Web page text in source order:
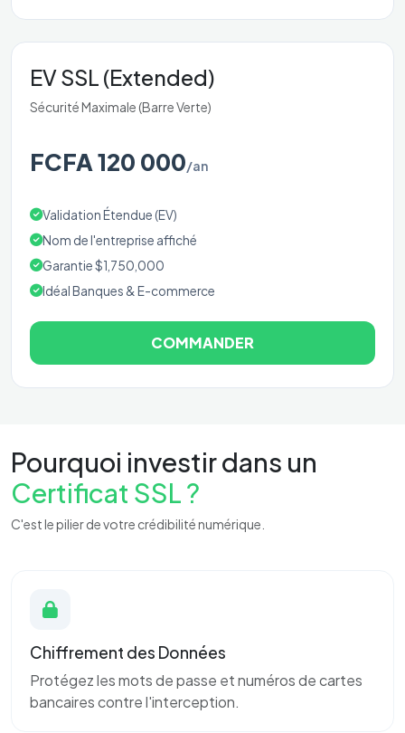
EV SSL (Extended)
Sécurité Maximale (Barre Verte)
FCFA 120 000/an
Validation Étendue (EV)
Nom de l'entreprise affiché
Garantie $1,750,000
Idéal Banques & E-commerce
COMMANDER
Pourquoi investir dans un
Certificat SSL ?
C'est le pilier de votre crédibilité numérique.
Chiffrement des Données
Protégez les mots de passe et numéros de cartes
bancaires contre l'interception.